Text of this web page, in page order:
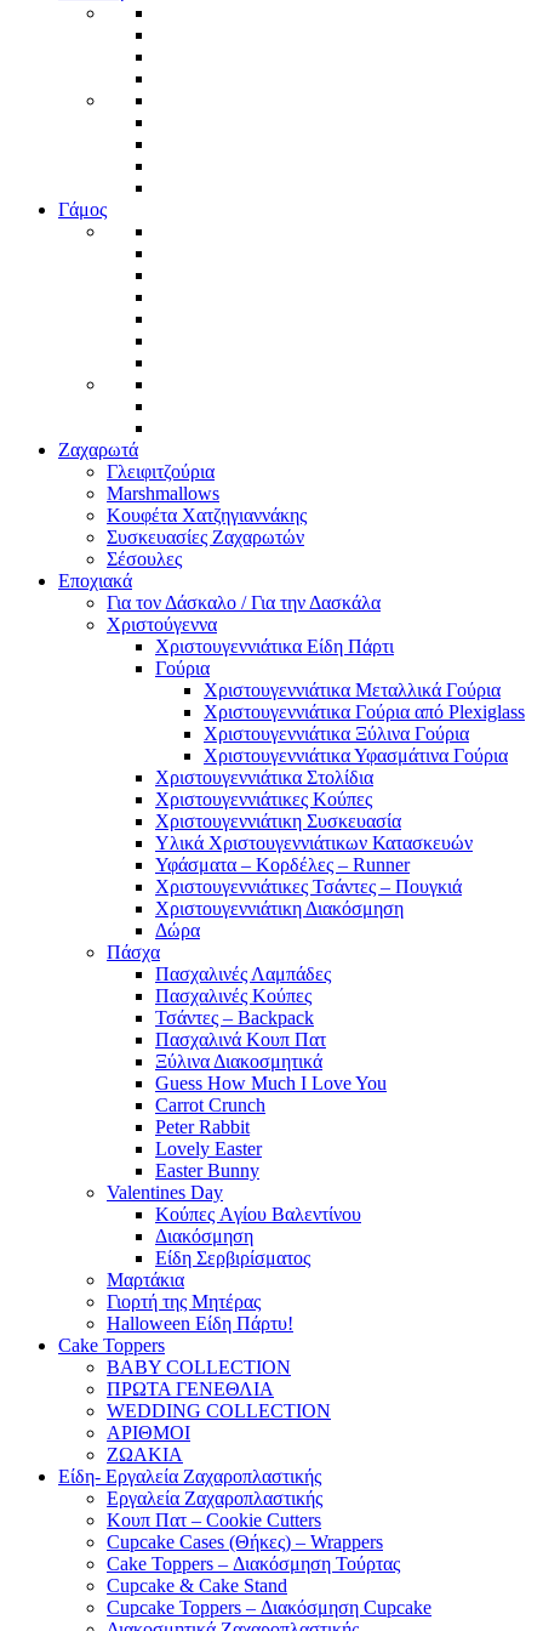
Γάμος
Ζαχαρωτά
Γλειφιτζούρια
Marshmallows
Κουφέτα Χατζηγιαννάκης
Συσκευασίες Ζαχαρωτών
Σέσουλες
Εποχιακά
Για τον Δάσκαλο / Για την Δασκάλα
Χριστούγεννα
Χριστουγεννιάτικα Είδη Πάρτι
Γούρια
Χριστουγεννιάτικα Μεταλλικά Γούρια
Χριστουγεννιάτικα Γούρια από Plexiglass
Χριστουγεννιάτικα Ξύλινα Γούρια
Χριστουγεννιάτικα Υφασμάτινα Γούρια
Χριστουγεννιάτικα Στολίδια
Χριστουγεννιάτικες Κούπες
Χριστουγεννιάτικη Συσκευασία
Υλικά Χριστουγεννιάτικων Κατασκευών
Υφάσματα – Κορδέλες – Runner
Χριστουγεννιάτικες Τσάντες – Πουγκιά
Χριστουγεννιάτικη Διακόσμηση
Δώρα
Πάσχα
Πασχαλινές Λαμπάδες
Πασχαλινές Κούπες
Τσάντες – Backpack
Πασχαλινά Κουπ Πατ
Ξύλινα Διακοσμητικά
Guess How Much I Love You
Carrot Crunch
Peter Rabbit
Lovely Easter
Easter Bunny
Valentines Day
Κούπες Aγίου Βαλεντίνου
Διακόσμηση
Είδη Σερβιρίσματος
Μαρτάκια
Γιορτή της Μητέρας
Halloween Είδη Πάρτυ!
Cake Toppers
BABY COLLECTION
ΠΡΩΤΑ ΓΕΝΕΘΛΙΑ
WEDDING COLLECTION
ΑΡΙΘΜΟΙ
ΖΩΑΚΙΑ
Είδη- Εργαλεία Ζαχαροπλαστικής
Εργαλεία Ζαχαροπλαστικής
Κουπ Πατ – Cookie Cutters
Cupcake Cases (Θήκες) – Wrappers
Cake Toppers – Διακόσμηση Τούρτας
Cupcake & Cake Stand
Cupcake Toppers – Διακόσμηση Cupcake